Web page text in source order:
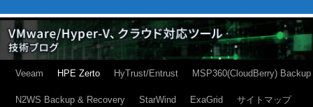
Veeam HPE Zerto HyTrust/Entrust MSP360(CloudBerry) Backup
N2WS Backup & Recovery StarWind ExaGrid サイトマップ